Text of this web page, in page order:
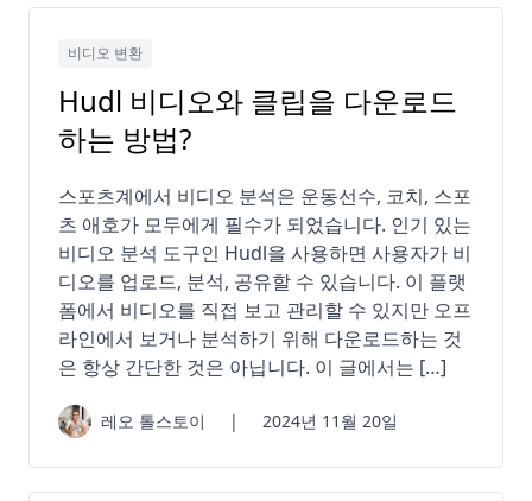
비디오 변환
Hudl 비디오와 클립을 다운로드
하는 방법?
스포츠계에서 비디오 분석은 운동선수, 코치, 스포
츠 애호가 모두에게 필수가 되었습니다. 인기 있는
비디오 분석 도구인 Hudl을 사용하면 사용자가 비
디오를 업로드, 분석, 공유할 수 있습니다. 이 플랫
폼에서 비디오를 직접 보고 관리할 수 있지만 오프
라인에서 보거나 분석하기 위해 다운로드하는 것
은 항상 간단한 것은 아닙니다. 이 글에서는 […]
레오 톨스토이 | 2024년 11월 20일